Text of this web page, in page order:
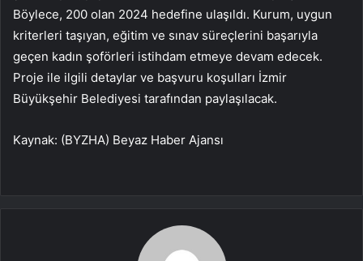
Böylece, 200 olan 2024 hedefine ulaşıldı. Kurum, uygun
kriterleri taşıyan, eğitim ve sınav süreçlerini başarıyla
geçen kadın şoförleri istihdam etmeye devam edecek.
Proje ile ilgili detaylar ve başvuru koşulları İzmir
Büyükşehir Belediyesi tarafından paylaşılacak.
Kaynak: (BYZHA) Beyaz Haber Ajansı